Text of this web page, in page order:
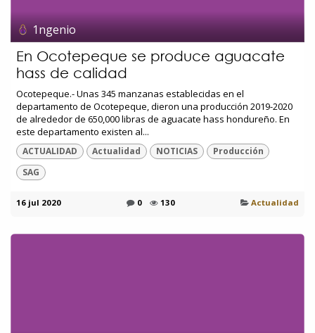
1ngenio
En Ocotepeque se produce aguacate
hass de calidad
Ocotepeque.- Unas 345 manzanas establecidas en el
departamento de Ocotepeque, dieron una producción 2019-2020
de alrededor de 650,000 libras de aguacate hass hondureño. En
este departamento existen al...
ACTUALIDAD Actualidad NOTICIAS
Producción
SAG
16 jul 2020 0 130 Actualidad